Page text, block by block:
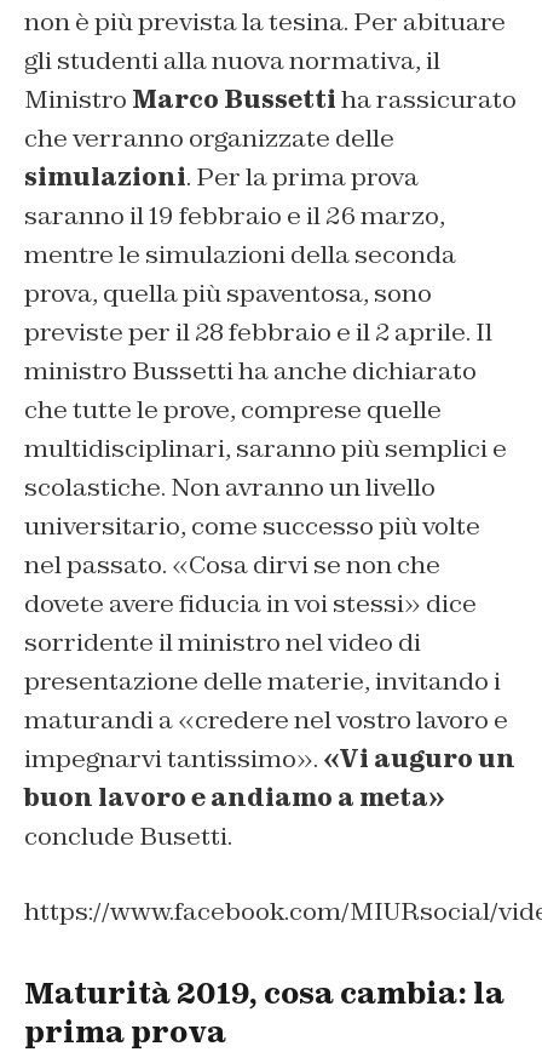
non è più prevista la tesina. Per abituare
gli studenti alla nuova normativa, il
Ministro Marco Bussettiha rassicurato
che verranno organizzate delle
simulazioni. Per la prima prova
saranno il 19 febbraio e il 26 marzo,
mentre le simulazioni della seconda
prova, quella più spaventosa, sono
previste per il 28 febbraio e il 2 aprile. Il
ministro Bussetti ha anche dichiarato
che tutte le prove, comprese quelle
multidisciplinari, saranno più semplici e
scolastiche. Non avranno un livello
universitario, come successo più volte
nel passato. «Cosa dirvi se non che
dovete avere fiducia in voi stessi» dice
sorridente il ministro nel video di
presentazione delle materie, invitando i
maturandi a «credere nel vostro lavoro e
impegnarvi tantissimo». «Vi auguro un
buon lavoro e andiamo a meta»
conclude Busetti.
https://www.facebook.com/MIURsocial/
Maturità 2019, cosa cambia: la
prima prova